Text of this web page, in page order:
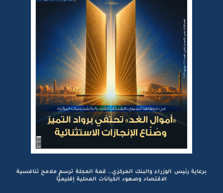
برعاية رئيس الوزراء والبنك المركزي.. قمة المجلة ترسم ملامح تنافسية
الاقتصاد وصعود الكيانات المحلية إقليميًّا